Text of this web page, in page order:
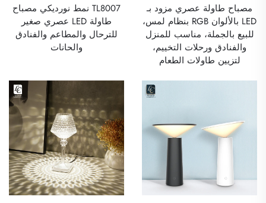
مصباح طاولة عصري مزود بـ
LED بالألوان RGB بنظام لمس،
للبيع بالجملة، مناسب للمنزل
والفنادق ورحلات التخييم،
لتزيين طاولات الطعام
TL8007 نمط نورديكي مصباح
طاولة LED عصري صغير
للترحال والمطاعم والفنادق
والحانات